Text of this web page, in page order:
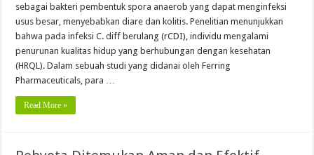
sebagai bakteri pembentuk spora anaerob yang dapat menginfeksi
usus besar, menyebabkan diare dan kolitis. Penelitian menunjukkan
bahwa pada infeksi C. diff berulang (rCDI), individu mengalami
penurunan kualitas hidup yang berhubungan dengan kesehatan
(HRQL). Dalam sebuah studi yang didanai oleh Ferring
Pharmaceuticals, para …
Read More »